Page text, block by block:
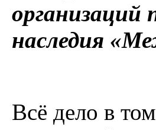
организаций
наследия
Всё дело в